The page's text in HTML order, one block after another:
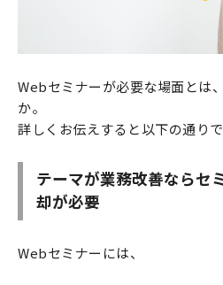
Webセミナーが必要な場面とは
か。
詳しくお伝えすると以下の通りで
テーマが業務改善ならセ
却が必要
Webセミナーには、